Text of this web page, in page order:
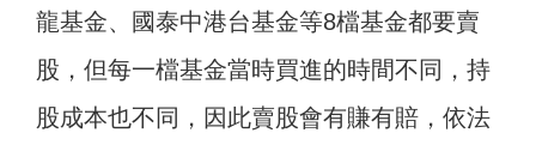
龍基金、國泰中港台基金等8檔基金都要賣
股，但每一檔基金當時買進的時間不同，持
股成本也不同，因此賣股會有賺有賠，依法